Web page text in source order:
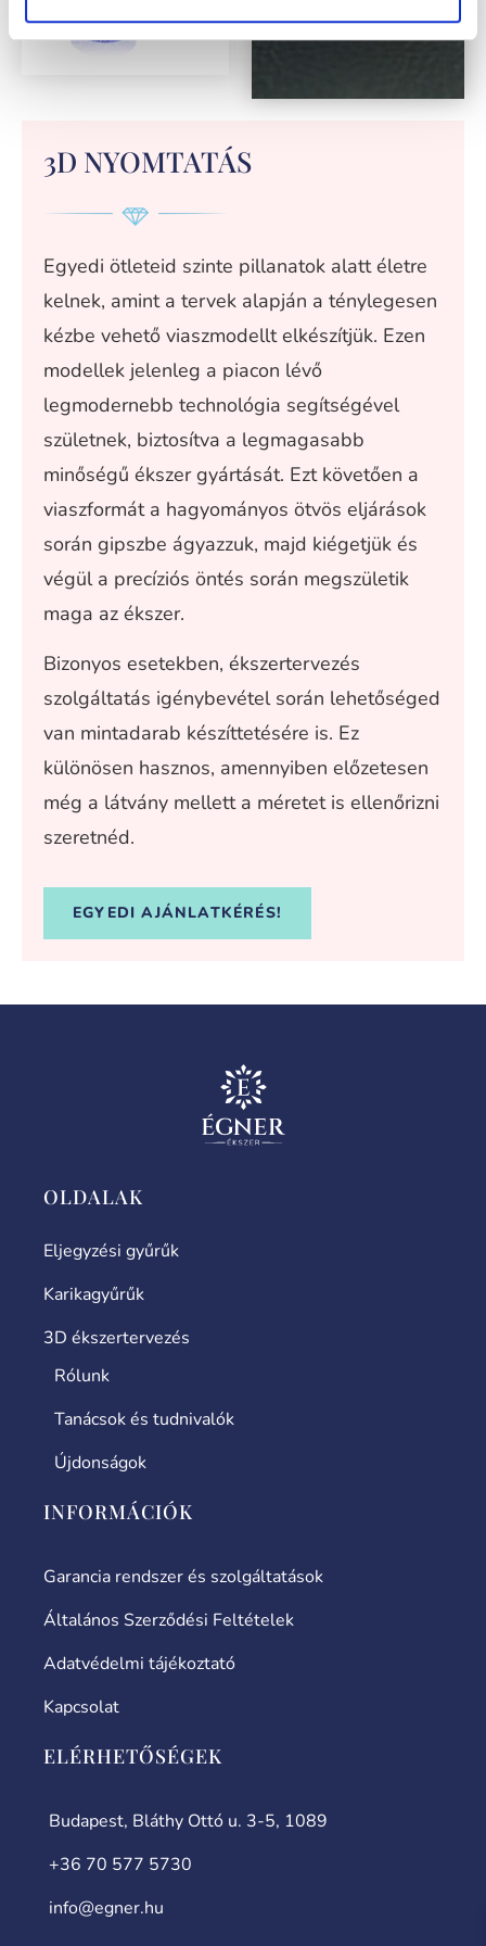
3D NYOMTATÁS
Egyedi ötleteid szinte pillanatok alatt életre
kelnek, amint a tervek alapján a ténylegesen
kézbe vehető viaszmodellt elkészítjük. Ezen
modellek jelenleg a piacon lévő
legmodernebb technológia segítségével
születnek, biztosítva a legmagasabb
minőségű ékszer gyártását. Ezt követően a
viaszformát a hagyományos ötvös eljárások
során gipszbe ágyazzuk, majd kiégetjük és
végül a precíziós öntés során megszületik
maga az ékszer.
Bizonyos esetekben, ékszertervezés
szolgáltatás igénybevétel során lehetőséged
van mintadarab készíttetésére is. Ez
különösen hasznos, amennyiben előzetesen
még a látvány mellett a méretet is ellenőrizni
szeretnéd.
EGYEDI AJÁNLATKÉRÉS!
OLDALAK
Eljegyzési gyűrűk
Karikagyűrűk
3D ékszertervezés
Rólunk
Tanácsok és tudnivalók
Újdonságok
INFORMÁCIÓK
Garancia rendszer és szolgáltatások
Általános Szerződési Feltételek
Adatvédelmi tájékoztató
Kapcsolat
ELÉRHETŐSÉGEK
Budapest, Bláthy Ottó u. 3-5, 1089
+36 70 577 5730
info@egner.hu